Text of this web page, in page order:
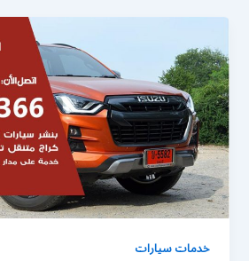
خدمات سيارات